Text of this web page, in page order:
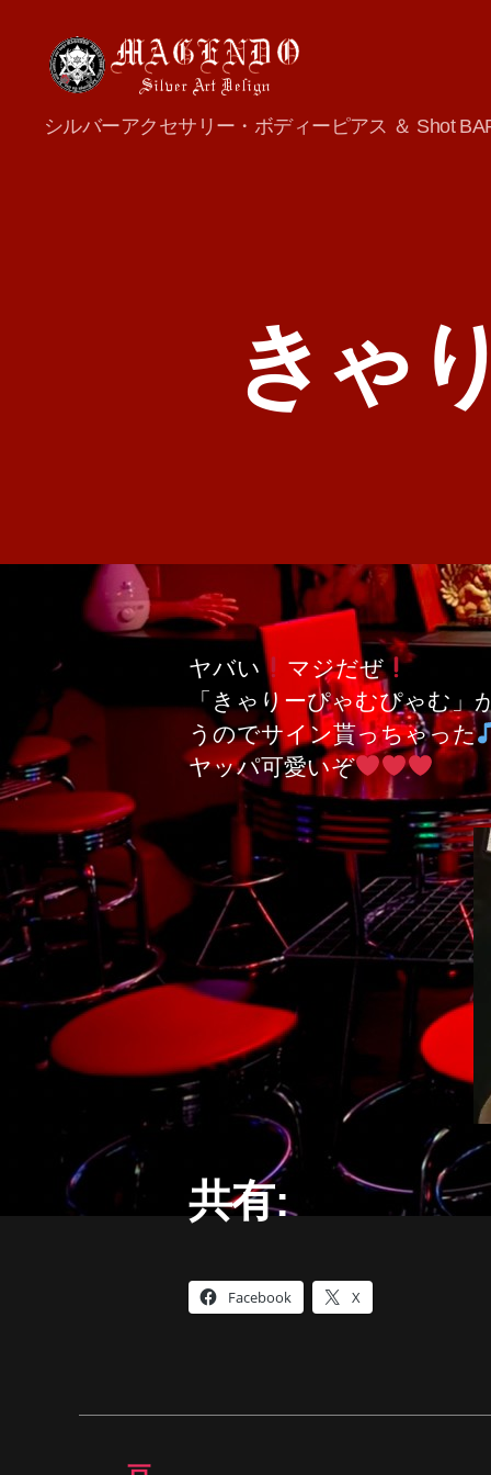
MAGENDO
JAPAN
シルバーアクセサリー・ボディーピアス ＆ Shot
きゃ
ヤバい
マジだぜ
「きゃりーぴゃむぴゃむ
うのでサイン貰っちゃった
ヤッパ可愛いぞ
共有:
Facebook X